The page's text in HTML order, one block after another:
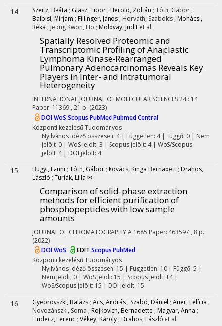
14 Szeitz, Beáta ; Glasz, Tibor ; Herold, Zoltán ; Tóth, Gábor ;
Balbisi, Mirjam ; Fillinger, János ; Horváth, Szabolcs ; Mohácsi,
Réka ; Jeong Kwon, Ho ; Moldvay, Judit et al.
Spatially Resolved Proteomic and
Transcriptomic Profiling of Anaplastic
Lymphoma Kinase-Rearranged
Pulmonary Adenocarcinomas Reveals Key
Players in Inter- and Intratumoral
Heterogeneity
INTERNATIONAL JOURNAL OF MOLECULAR SCIENCES24: 14
Paper: 11369 , 21 p. (2023)
DOIWoS Scopus PubMedPubmed Central
Központi kezelésűTudományos
Nyilvános idéző összesen: 4| Független: 4 | Függő: 0 | Nem
jelölt: 0 | WoS jelölt: 3 | Scopus jelölt: 4 | WoS/Scopus
jelölt: 4 | DOI jelölt: 4
15 Bugyi, Fanni ; Tóth, Gábor ; Kovács, Kinga Bernadett ; Drahos,
László ; Turiák, Lilla ✉
Comparison of solid-phase extraction
methods for efficient purification of
phosphopeptides with low sample
amounts
JOURNAL OF CHROMATOGRAPHY A 1685 Paper: 463597 , 8 p.
(2022)
DOIWoS EDIT Scopus PubMed
Központi kezelésűTudományos
Nyilvános idéző összesen: 15 | Független: 10 | Függő: 5 |
Nem jelölt: 0 | WoS jelölt: 15 | Scopus jelölt: 14 |
WoS/Scopus jelölt: 15 | DOI jelölt: 15
16 Gyebrovszki, Balázs ; Ács, András ; Szabó, Dániel ; Auer, Felícia ;
Novozánszki, Soma ; Rojkovich, Bernadette ; Magyar, Anna ;
Hudecz, Ferenc ; Vékey, Károly ; Drahos, László et al.